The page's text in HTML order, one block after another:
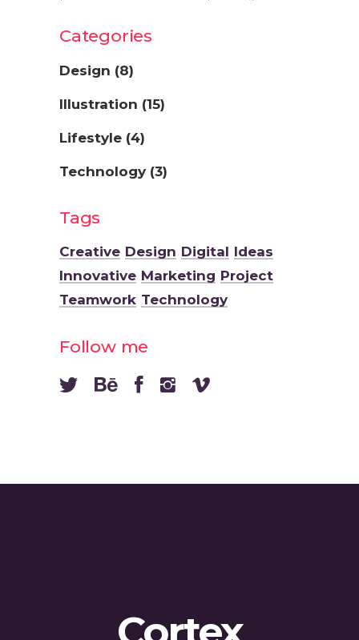
Categories
Design (8)
Illustration (15)
Lifestyle (4)
Technology (3)
Tags
Creative Design Digital Ideas
Innovative Marketing Project
Teamwork Technology
Follow me